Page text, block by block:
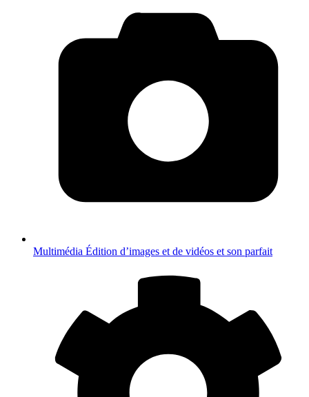
Multimédia Édition d’images et de vidéos et son parfait